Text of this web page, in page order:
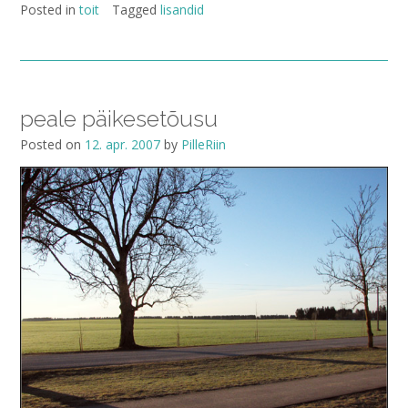
Posted intoit Tagged lisandid
peale päikesetõusu
Posted on 12. apr. 2007 by PilleRiin